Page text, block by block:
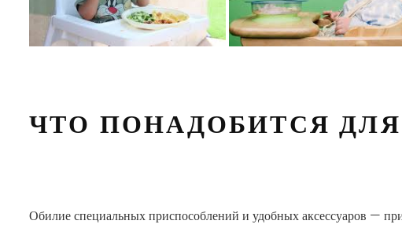
ЧТО ПОНАДОБИТСЯ
Обилие специальных приспособлений и удобных аксессуаров —